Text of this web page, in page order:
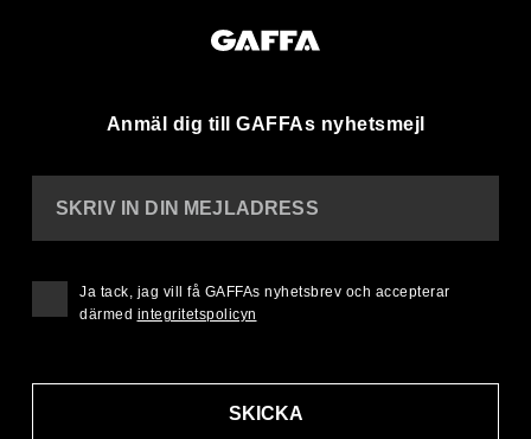
Anmäl dig till GAFFAs nyhetsmejl
SKRIV IN DIN MEJLADRESS
SKICKA
Ja tack, jag vill få GAFFAs nyhetsbrev och accepterar
därmed integritetspolicyn